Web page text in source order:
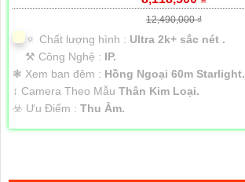
12,490,000 ₫
🔅 Chất lượng hình : Ultra 2k+ sắc nét .
⚒ Công Nghệ : IP.
❃ Xem ban đêm : Hồng Ngoại 60m Starlight.
↕️ Camera Theo Mẫu Thân Kim Loại.
️☣️ Ưu Điểm : Thu Âm.